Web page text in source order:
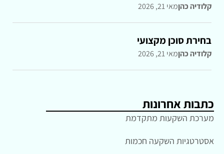
קלודיה כהןמאי 21, 2026
בחירת סוכן מקצועי
קלודיה כהןמאי 21, 2026
כתבות אחרונות
מערכת השקעות מתקדמת
אסטרטגיות השקעה חכמות